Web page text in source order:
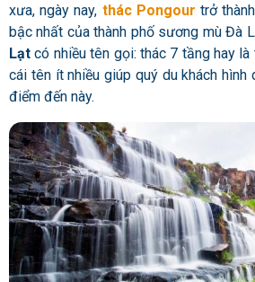
xưa, ngày nay, thác Pongour trở
bậc nhất của thành phố sương mù Đà
Lạt có nhiều tên gọi: thác 7 tầng hay là
cái tên ít nhiều giúp quý du khách
điểm đến này.